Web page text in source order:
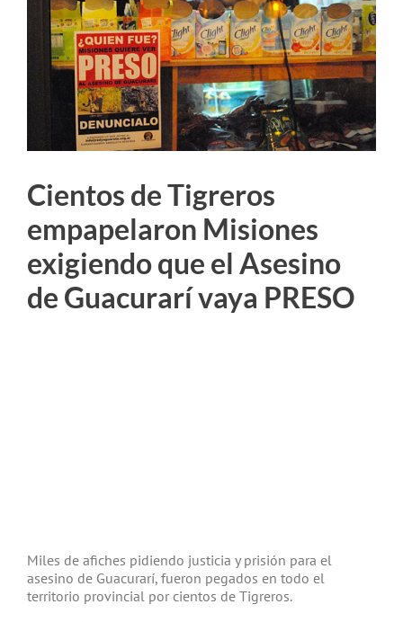
Cientos de Tigreros
empapelaron Misiones
exigiendo que el Asesino
de Guacurarí vaya PRESO
Miles de afiches pidiendo justicia y prisión para el
asesino de Guacurarí, fueron pegados en todo el
territorio provincial por cientos de Tigreros.